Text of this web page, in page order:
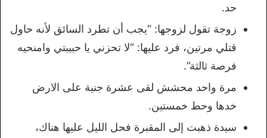
حد.
زوجة تقول لزوجها: “يجب أن تطرد السائق لأنه حاول
قتلي مرتين، فرد عليها: “لا تحزني يا حبيبتي وامنحيه
فرصة ثالثة”.
مرة واحد محشش لقى عشرة جنية على الارض
خدها وحط خمستين.
سيدة ذهبت إلى المقبرة فحل الليل عليها هناك،